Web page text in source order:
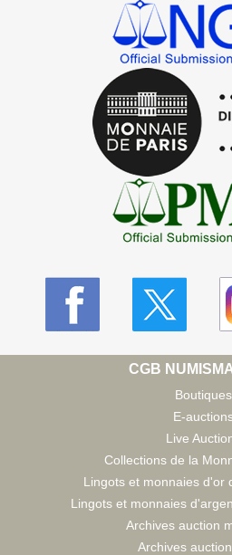
CGB
Boutiques
E-
Live
Collections de la
Lingots et monnaies d'or
Lingots et monnaies
Archives auction
Archives